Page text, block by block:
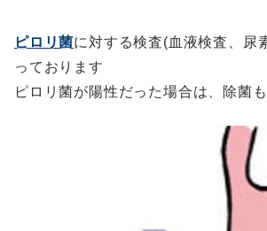
ピロリ菌に対する検査(血液検査、尿
っております
ピロリ菌が陽性だった場合は、除菌